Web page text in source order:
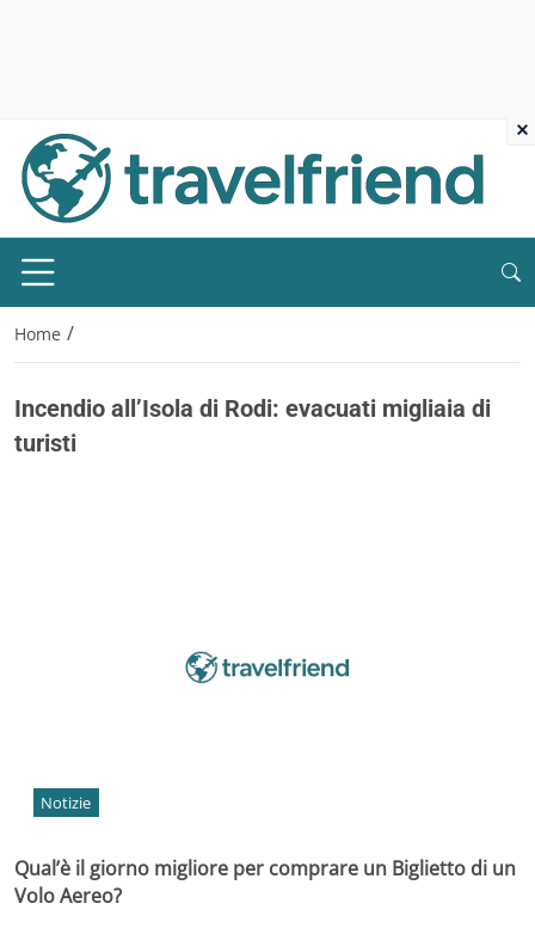
Home /
Incendio all’Isola di Rodi: evacuati migliaia di
turisti
Notizie
Qual’è il giorno migliore per comprare un Biglietto di un
Volo Aereo?
×